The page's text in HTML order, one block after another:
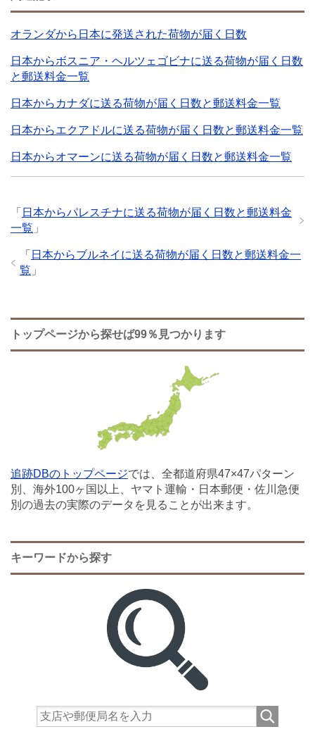
オランダから日本に発送された荷物が届く日数
日本からボスニア・ヘルツェゴビナに送る荷物が届く日数
と郵送料金一覧
日本からカナダに送る荷物が届く日数と郵送料金一覧
日本からエクアドルに送る荷物が届く日数と郵送料金一覧
日本からオマーンに送る荷物が届く日数と郵送料金一覧
「 日本からパレスチナに送る荷物が届く日数と郵送料金
一覧 」
「 日本からブルネイに送る荷物が届く日数と郵送料金一
覧 」
トップページから探せば99％見つかります
追跡DBのトップページでは、全都道府県47×47パターン
別、海外100ヶ国以上、ヤマト運輸・日本郵便・佐川急便
別の過去の実際のデータを見ることが出来ます。
キーワードから探す